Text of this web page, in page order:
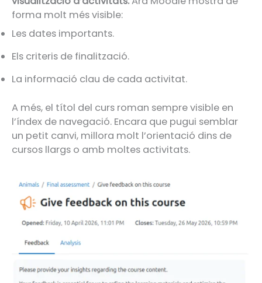
forma molt més visible:
Les dates importants.
Els criteris de finalització.
La informació clau de cada activitat.
A més, el títol del curs roman sempre visible en
l’índex de navegació. Encara que pugui semblar
un petit canvi, millora molt l’orientació dins de
cursos llargs o amb moltes activitats.